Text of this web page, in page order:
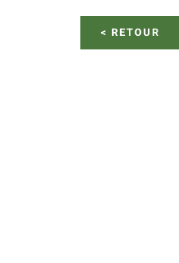
< RETOUR